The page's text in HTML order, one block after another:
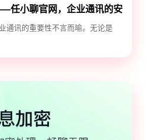
任小聊官网，企业通讯的安
通讯的重要性不言而喻。无论是